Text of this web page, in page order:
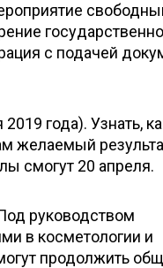
с подачей
2019 года). Узнать,
желаемый
смогут 20 апреля.
руководством
в косметологии и
продолжить